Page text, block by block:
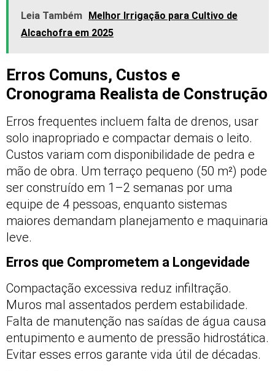
Leia Também Melhor Irrigação para Cultivo de
Alcachofra em 2025
Erros Comuns, Custos e
Cronograma Realista de Construção
Erros frequentes incluem falta de drenos, usar
solo inapropriado e compactar demais o leito.
Custos variam com disponibilidade de pedra e
mão de obra. Um terraço pequeno (50 m²) pode
ser construído em 1–2 semanas por uma
equipe de 4 pessoas, enquanto sistemas
maiores demandam planejamento e maquinaria
leve.
Erros que Comprometem a Longevidade
Compactação excessiva reduz infiltração.
Muros mal assentados perdem estabilidade.
Falta de manutenção nas saídas de água causa
entupimento e aumento de pressão hidrostática.
Evitar esses erros garante vida útil de décadas.